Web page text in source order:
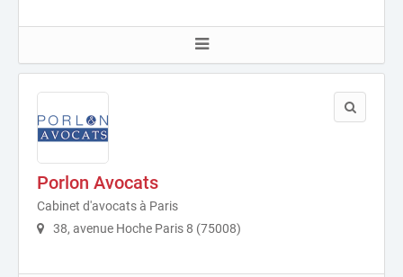
Porlon Avocats
Cabinet d'avocats à Paris
38, avenue Hoche Paris 8 (75008)